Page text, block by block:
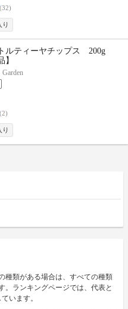
(32)
ティーヤチップス 200g
】
(2)
種類がある場合は、すべての種類
。ランキングページでは、代表と
います。